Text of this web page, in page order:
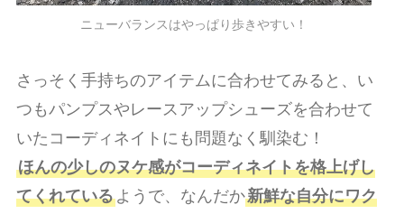
ニューバランスはやっぱり歩きやすい！
さっそく手持ちのアイテムに合わせてみると、 い
つもパンプスやレースアップシューズを合わせて
いたコーディネイトにも問題なく馴染む！
ほんの少しのヌケ感がコーディネイトを格上げし
てくれているようで、なんだか新鮮な自分にワク